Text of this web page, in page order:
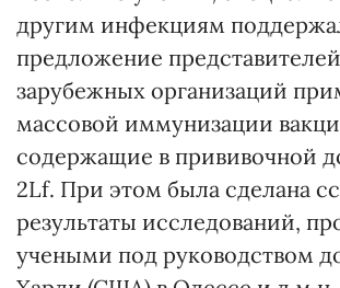
другим инфекциям
предложение представителей
зарубежных организаций
массовой иммунизации
содержащие в прививочной
2Lf. При этом была сделана
результаты исследований,
учеными под руководством